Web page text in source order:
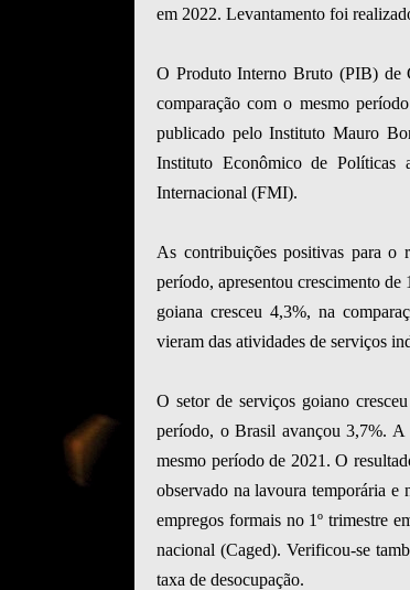
em 2022. Levantamento foi
O Produto Interno Bruto (PIB) de
comparação com o mesmo
publicado pelo Instituto Mauro
Instituto Econômico de
Internacional (FMI).
As contribuições positivas para o
período, apresentou crescimento
goiana cresceu 4,3%, na
vieram das atividades de serviços
O setor de serviços goiano
período, o Brasil avançou 3,7%. A
mesmo período de 2021. O
observado na lavoura temporária e
empregos formais no 1º trimestre
nacional (Caged). Verificou-se
taxa de desocupação.